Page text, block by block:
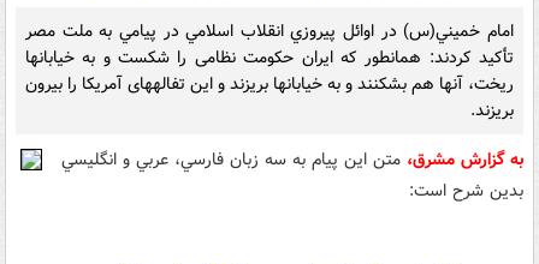
امام خميني(س) در اوائل پيروزي انقلاب اسلامي در پيامي به ملت مصر
تأکيد کردند: همان‏طور که ايران حکومت نظامى را شکست و به خيابانها
ريخت، آنها هم بشکنند و به خيابانها بريزند و اين تفاله‏هاى آمريکا را بيرون
بريزند.
به گزارش مشرق، متن اين پيام به سه زبان فارسي، عربي و انگليسي
بدين شرح است: